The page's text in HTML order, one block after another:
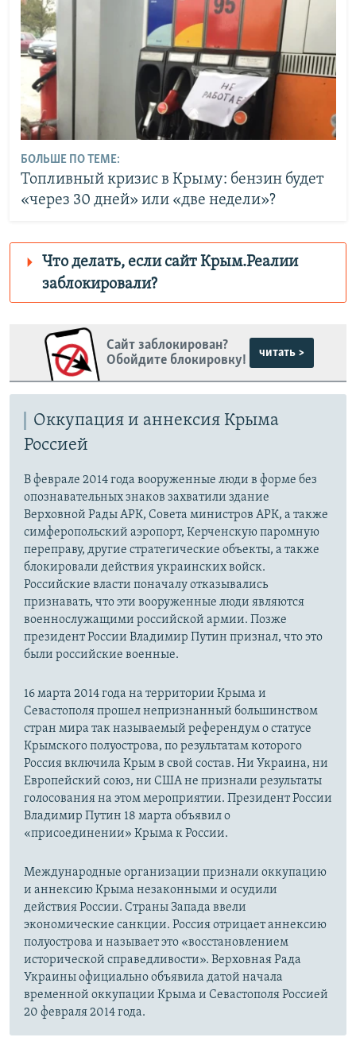
БОЛЬШЕ ПО ТЕМЕ:
Топливный кризис в Крыму: бензин будет
«через 30 дней» или «две недели»?
Что делать, если сайт Крым.Реалии
заблокировали?
Крым.Реалии
зеркального сайта:
https://smarturl.click/zYdJA
Telegram Instagram
Viber
установить VPN .
Сайт заблокирован?
Обойдите блокировку!
читать >
Оккупация и аннексия Крыма
Россией
В феврале 2014 года вооруженные люди в форме без
опознавательных знаков захватили здание
Верховной Рады АРК, Совета министров АРК, а также
симферопольский аэропорт, Керченскую паромную
переправу, другие стратегические объекты, а также
блокировали действия украинских войск.
Российские власти поначалу отказывались
признавать, что эти вооруженные люди являются
военнослужащими российской армии. Позже
президент России Владимир Путин признал, что это
были российские военные.
16 марта 2014 года на территории Крыма и
Севастополя прошел непризнанный большинством
стран мира так называемый референдум о статусе
Крымского полуострова, по результатам которого
Россия включила Крым в свой состав. Ни Украина, ни
Европейский союз, ни США не признали результаты
голосования на этом мероприятии. Президент России
Владимир Путин 18 марта объявил о
«присоединении» Крыма к России.
Международные организации признали оккупацию
и аннексию Крыма незаконными и осудили
действия России. Страны Запада ввели
экономические санкции. Россия отрицает аннексию
полуострова и называет это «восстановлением
исторической справедливости». Верховная Рада
Украины официально объявила датой начала
временной оккупации Крыма и Севастополя Россией
20 февраля 2014 года.